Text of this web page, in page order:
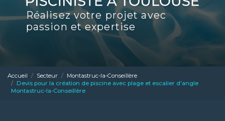
Réalisez votre projet avec
passion et expertise
Accueil Secteur
Montastruc-la-Conseillère
Devis pour la création de piscine avec plage et escalier d'angle
Montastruc-la-Conseillère